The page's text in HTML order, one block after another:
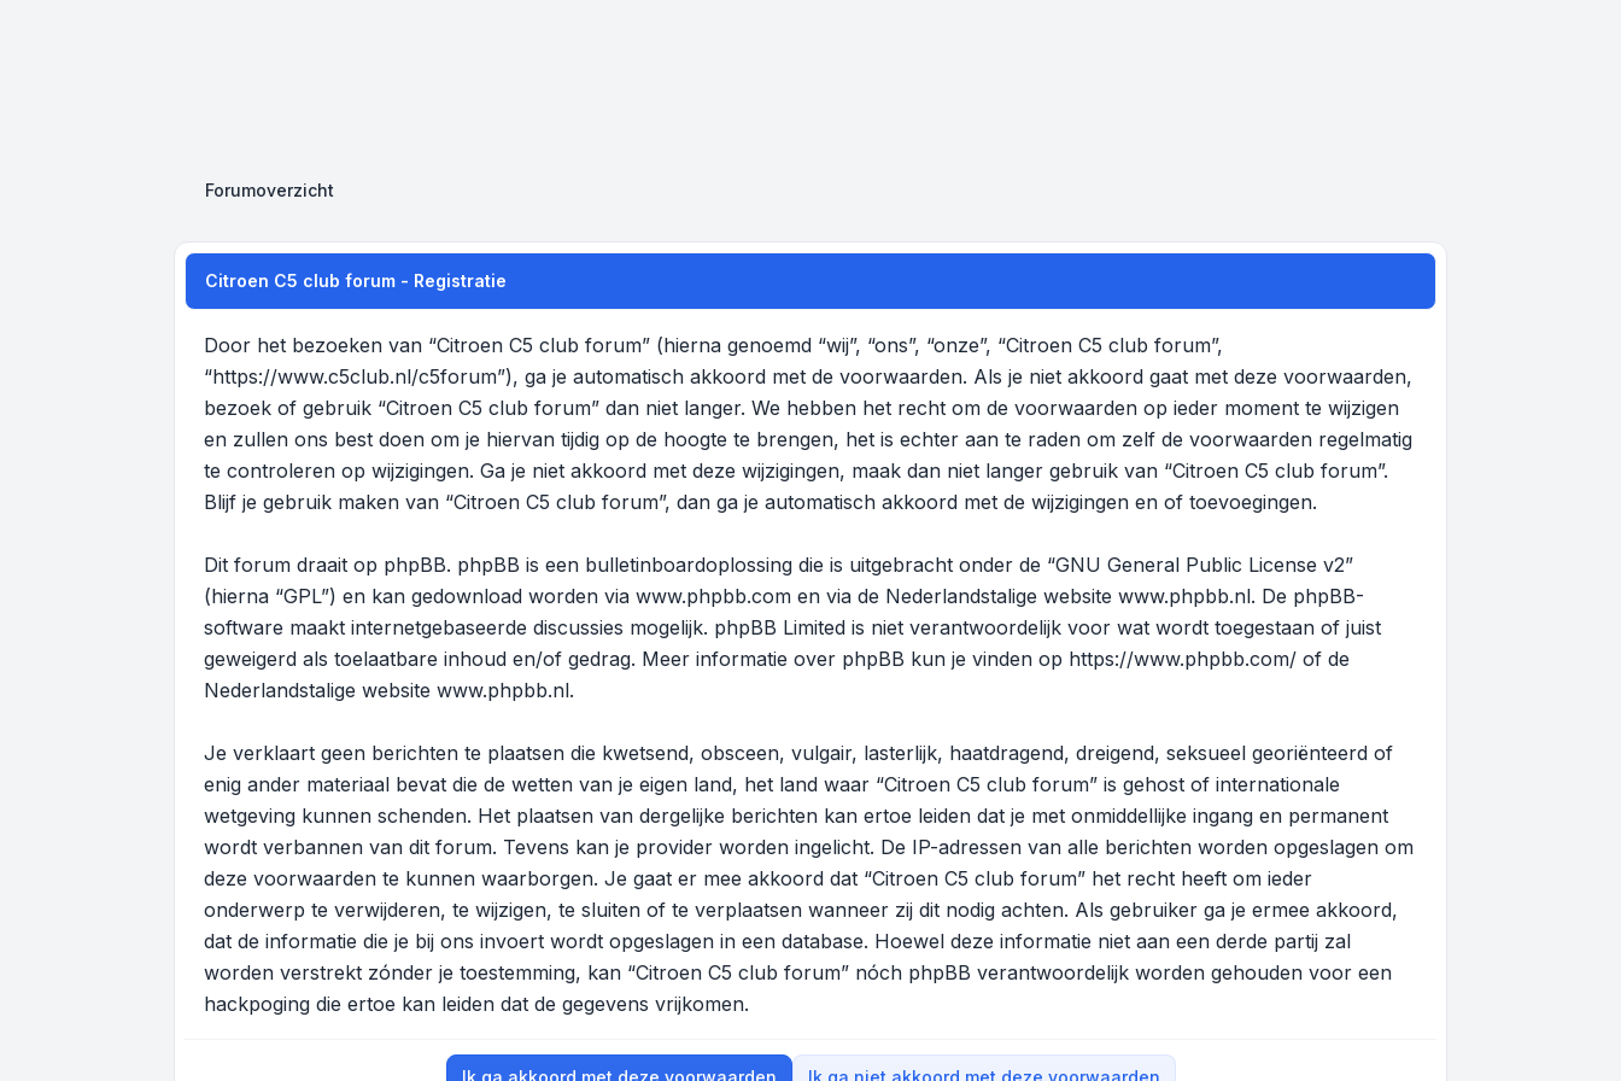
Forumoverzicht
Citroen C5 club forum - Registratie
Door het bezoeken van “Citroen C5 club forum” (hierna genoemd “wij”, “ons”, “onze”, “Citroen C5 club forum”,
“https://www.c5club.nl/c5forum”), ga je automatisch akkoord met de voorwaarden. Als je niet akkoord gaat met deze voorwaarden,
bezoek of gebruik “Citroen C5 club forum” dan niet langer. We hebben het recht om de voorwaarden op ieder moment te wijzigen
en zullen ons best doen om je hiervan tijdig op de hoogte te brengen, het is echter aan te raden om zelf de voorwaarden regelmatig
te controleren op wijzigingen. Ga je niet akkoord met deze wijzigingen, maak dan niet langer gebruik van “Citroen C5 club forum”.
Blijf je gebruik maken van “Citroen C5 club forum”, dan ga je automatisch akkoord met de wijzigingen en of toevoegingen.
Dit forum draait op phpBB. phpBB is een bulletinboardoplossing die is uitgebracht onder de “GNU General Public License v2”
(hierna “GPL”) en kan gedownload worden via www.phpbb.com en via de Nederlandstalige website www.phpbb.nl. De phpBB-
software maakt internetgebaseerde discussies mogelijk. phpBB Limited is niet verantwoordelijk voor wat wordt toegestaan of juist
geweigerd als toelaatbare inhoud en/of gedrag. Meer informatie over phpBB kun je vinden op https://www.phpbb.com/ of de
Nederlandstalige website www.phpbb.nl.
Je verklaart geen berichten te plaatsen die kwetsend, obsceen, vulgair, lasterlijk, haatdragend, dreigend, seksueel georiënteerd of
enig ander materiaal bevat die de wetten van je eigen land, het land waar “Citroen C5 club forum” is gehost of internationale
wetgeving kunnen schenden. Het plaatsen van dergelijke berichten kan ertoe leiden dat je met onmiddellijke ingang en permanent
wordt verbannen van dit forum. Tevens kan je provider worden ingelicht. De IP-adressen van alle berichten worden opgeslagen om
deze voorwaarden te kunnen waarborgen. Je gaat er mee akkoord dat “Citroen C5 club forum” het recht heeft om ieder
onderwerp te verwijderen, te wijzigen, te sluiten of te verplaatsen wanneer zij dit nodig achten. Als gebruiker ga je ermee akkoord,
dat de informatie die je bij ons invoert wordt opgeslagen in een database. Hoewel deze informatie niet aan een derde partij zal
worden verstrekt zónder je toestemming, kan “Citroen C5 club forum” nóch phpBB verantwoordelijk worden gehouden voor een
hackpoging die ertoe kan leiden dat de gegevens vrijkomen.
Ik ga akkoord met deze voorwaarden Ik ga niet akkoord met deze voorwaarden